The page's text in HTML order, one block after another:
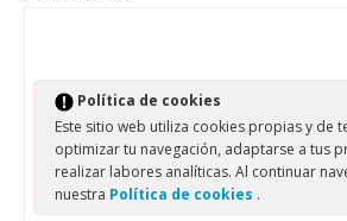
Política de cookies
Este sitio web utiliza cookies propias y de
optimizar tu navegación, adaptarse a tus
realizar labores analíticas. Al continuar
nuestra Política de cookies .